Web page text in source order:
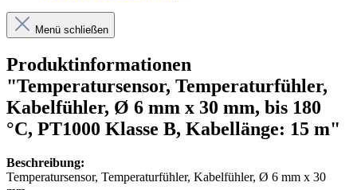
Menü schließen
Produktinformationen
"Temperatursensor, Temperaturfühler,
Kabelfühler, Ø 6 mm x 30 mm, bis 180
°C, PT1000 Klasse B, Kabellänge: 15 m"
Beschreibung:
Temperatursensor, Temperaturfühler, Kabelfühler, Ø 6 mm x 30